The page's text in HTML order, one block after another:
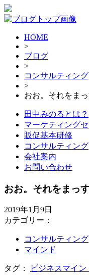
HOME
>
ブログ
>
コンサルティング
>
おお。それをま
田中みのるとは？
マーケティング
販促基本研修
コンサルティング
会社案内
お問い合わせ
おお。それをまっ
2019年1月9日
カテゴリー：
コンサルティング
マインド
タグ： ビジネスマイン